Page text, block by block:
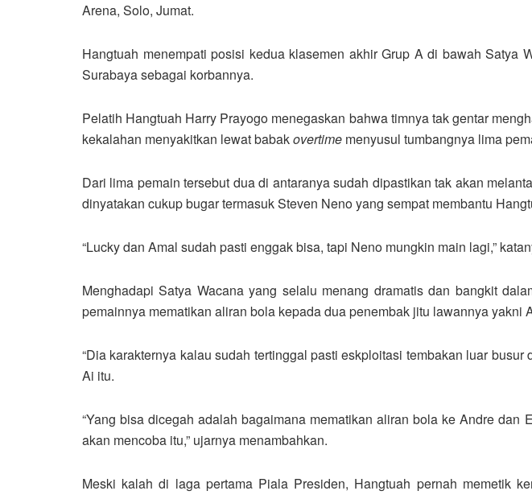
Arena, Solo, Jumat.
Hangtuah menempati posisi kedua klasemen akhir Grup A di bawah Satya
Surabaya sebagai korbannya.
Pelatih Hangtuah Harry Prayogo menegaskan bahwa timnya tak gentar
kekalahan menyakitkan lewat babakovertime menyusul tumbangnya lima
Dari lima pemain tersebut dua di antaranya sudah dipastikan tak akan
dinyatakan cukup bugar termasuk Steven Neno yang sempat membantu
“Lucky dan Amal sudah pasti enggak bisa, tapi Neno mungkin main lagi,”
Menghadapi Satya Wacana yang selalu menang dramatis dan bangkit
pemainnya mematikan aliran bola kepada dua penembak jitu lawannya yakni
“Dia karakternya kalau sudah tertinggal pasti eskploitasi tembakan luar busur
Ai itu.
“Yang bisa dicegah adalah bagaimana mematikan aliran bola ke Andre
akan mencoba itu,” ujarnya menambahkan.
Meski kalah di laga pertama Piala Presiden, Hangtuah pernah memetik